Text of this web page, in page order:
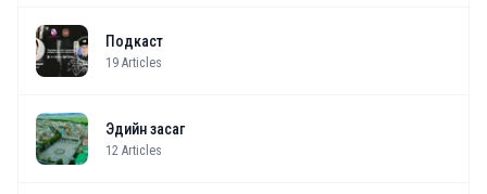
Подкаст
19 Articles
Эдийн засаг
12 Articles